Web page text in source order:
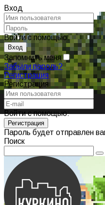
Вход
Войти с помощью:
Запомнить меня
Забыли пароль?
Регистрация
Регистрация
Войти с помощью:
Пароль будет отправлен
Поиск